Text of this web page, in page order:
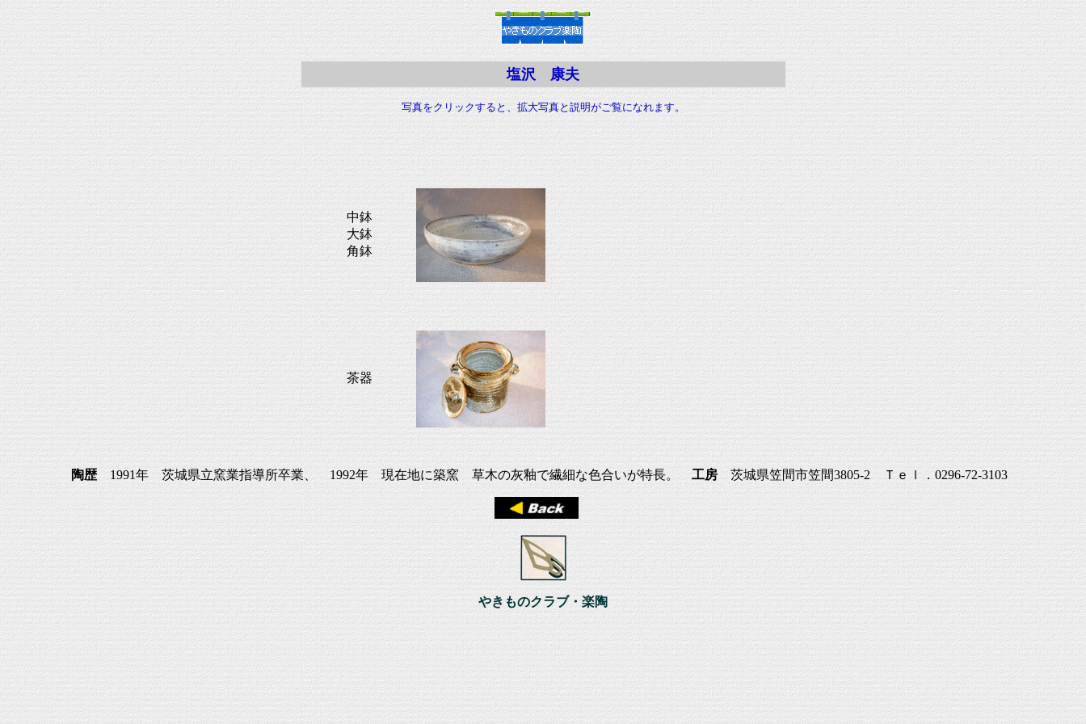
塩沢 康夫
写真をクリックすると、拡大写真と説明がご覧になれます。
中鉢
大鉢
角鉢
茶器
陶歴1991年 茨城県立窯業指導所卒業、 1992年 現在地に築窯 草木の灰釉で繊細な色合いが特長。 工房 茨城県笠間市笠間3805-2 Ｔｅｌ．0296-72-3103
やきものクラブ・楽陶